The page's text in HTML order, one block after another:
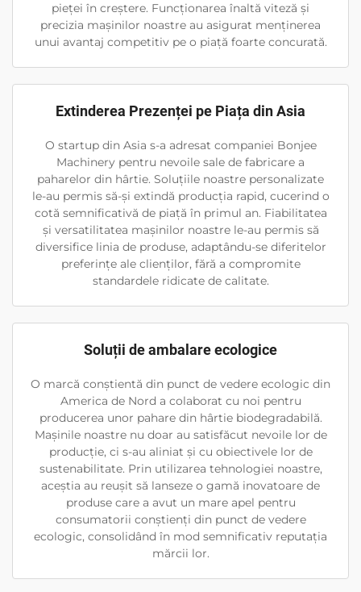
pieței în creștere. Funcționarea înaltă viteză și
precizia mașinilor noastre au asigurat menținerea
unui avantaj competitiv pe o piață foarte concurată.
Extinderea Prezenței pe Piața din Asia
O startup din Asia s-a adresat companiei Bonjee
Machinery pentru nevoile sale de fabricare a
paharelor din hârtie. Soluțiile noastre personalizate
le-au permis să-și extindă producția rapid, cucerind o
cotă semnificativă de piață în primul an. Fiabilitatea
și versatilitatea mașinilor noastre le-au permis să
diversifice linia de produse, adaptându-se diferitelor
preferințe ale clienților, fără a compromite
standardele ridicate de calitate.
Soluții de ambalare ecologice
O marcă conștientă din punct de vedere ecologic din
America de Nord a colaborat cu noi pentru
producerea unor pahare din hârtie biodegradabilă.
Mașinile noastre nu doar au satisfăcut nevoile lor de
producție, ci s-au aliniat și cu obiectivele lor de
sustenabilitate. Prin utilizarea tehnologiei noastre,
aceștia au reușit să lanseze o gamă inovatoare de
produse care a avut un mare apel pentru
consumatorii conștienți din punct de vedere
ecologic, consolidând în mod semnificativ reputația
mărcii lor.